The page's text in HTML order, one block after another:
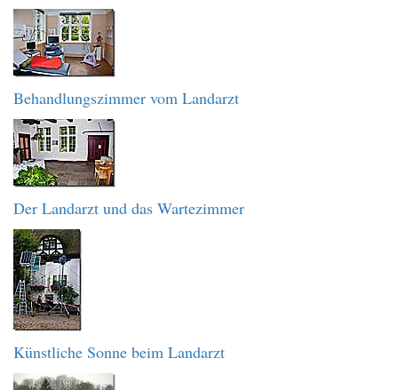
Behandlungszimmer vom Landarzt
Der Landarzt und das Wartezimmer
Künstliche Sonne beim Landarzt